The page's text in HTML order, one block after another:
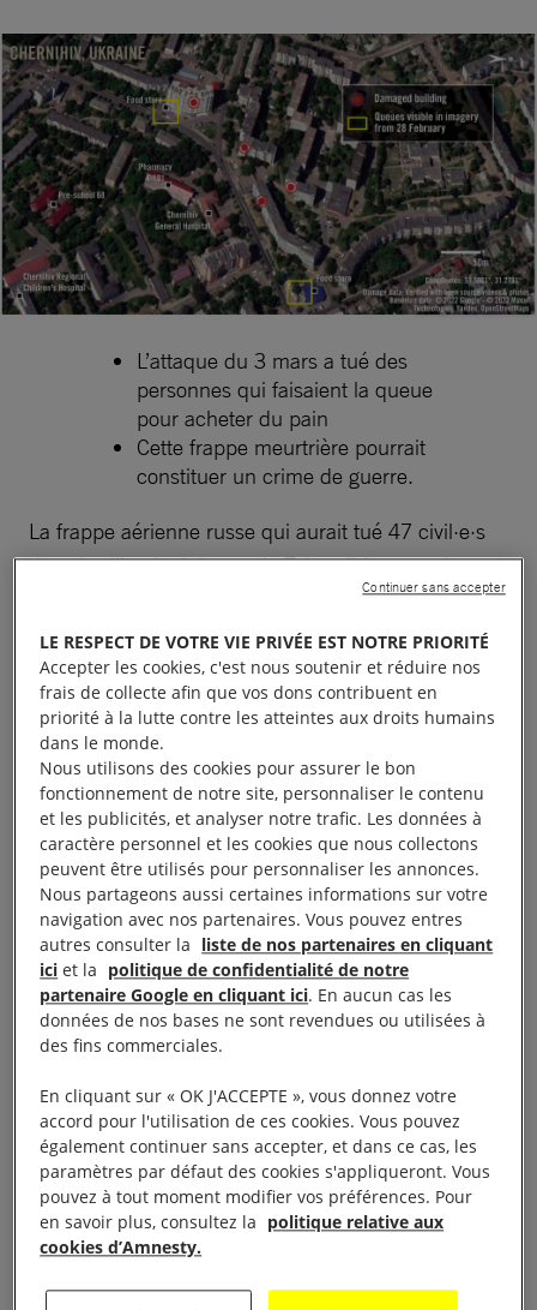
L’attaque du 3 mars a tué des
personnes qui faisaient la queue
pour acheter du pain
Cette frappe meurtrière pourrait
constituer un crime de guerre.
La frappe aérienne russe qui aurait tué 47 civil·e·s
dans la ville ukrainienne de Tchernihiv pourrait
constituer un crime de guerre, a déclaré Amnesty
International le 9 mars à l’issue d’une enquête
menée sur cette attaque.
Vers 12 h 15 le jeudi 3 mars, la petite place que
forment à Tchernihiv les rues Viatcheslava
Tchornovola et Krouhova a été frappée par des
bombes : des civil·e·s ont été tués et des bâtiments
à proximité ont été fortement endommagés.
En se basant sur de nouveaux témoignages et sur la
vérification et l’analyse de vidéos, l’équipe de
réaction aux crises d’Amnesty International est
parvenue à la conclusion qu’il s’agit très
probablement d’une frappe aérienne russe ayant
utilisé au moins huit bombes aériennes non guidées
(dites « bombes stupides », par opposition aux
« bombes intelligentes » qui sont guidées).
« L’attaque aérienne qui a frappé des rues de
Tchernihiv est un acte odieux. Cette attaque
impitoyable menée sans discernement a frappé des
LE RESPECT DE VOTRE VIE PRIVÉE EST NOTRE PRIORITÉ
Accepter les cookies, c'est nous soutenir et réduire nos
frais de collecte afin que vos dons contribuent en
priorité à la lutte contre les atteintes aux droits humains
dans le monde.
Nous utilisons des cookies pour assurer le bon
fonctionnement de notre site, personnaliser le contenu
et les publicités, et analyser notre trafic. Les données à
caractère personnel et les cookies que nous collectons
peuvent être utilisés pour personnaliser les annonces.
Nous partageons aussi certaines informations sur votre
navigation avec nos partenaires. Vous pouvez entres
autres consulter la liste de nos partenaires en cliquant
ici et la politique de confidentialité de notre
partenaire Google en cliquant ici. En aucun cas les
données de nos bases ne sont revendues ou utilisées à
des fins commerciales.
En cliquant sur « OK J'ACCEPTE », vous donnez votre
accord pour l'utilisation de ces cookies. Vous pouvez
également continuer sans accepter, et dans ce cas, les
paramètres par défaut des cookies s'appliqueront. Vous
pouvez à tout moment modifier vos préférences. Pour
en savoir plus, consultez la politique relative aux
cookies d’Amnesty.
Continuer sans accepter